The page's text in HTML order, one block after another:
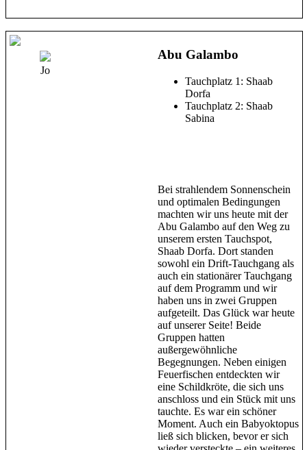
Jo
Abu Galambo
Tauchplatz 1: Shaab
Dorfa
Tauchplatz 2: Shaab
Sabina
Bei strahlendem Sonnenschein
und optimalen Bedingungen
machten wir uns heute mit der
Abu Galambo auf den Weg zu
unserem ersten Tauchspot,
Shaab Dorfa. Dort standen
sowohl ein Drift-Tauchgang als
auch ein stationärer Tauchgang
auf dem Programm und wir
haben uns in zwei Gruppen
aufgeteilt. Das Glück war heute
auf unserer Seite! Beide
Gruppen hatten
außergewöhnliche
Begegnungen. Neben einigen
Feuerfischen entdeckten wir
eine Schildkröte, die sich uns
anschloss und ein Stück mit uns
tauchte. Es war ein schöner
Moment. Auch ein Babyoktopus
ließ sich blicken, bevor er sich